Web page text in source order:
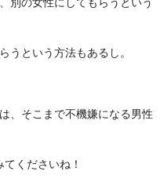
別の女性にしてもらうという
うという方法もあるし。
、そこまで不機嫌になる男性
くださいね！